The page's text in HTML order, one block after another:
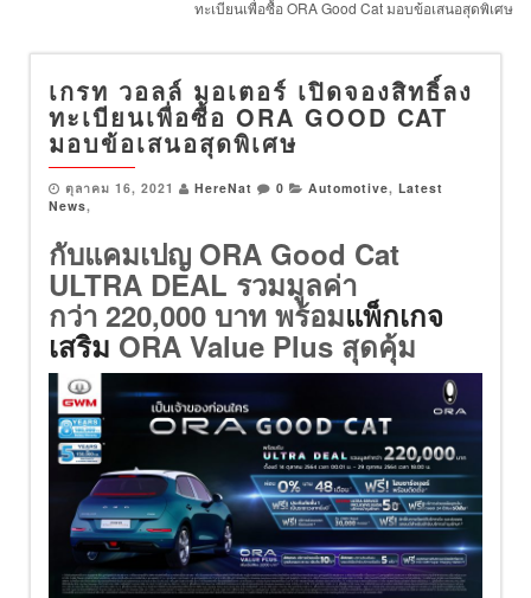
ทะเบียนเพื่อซื้อ ORA Good Cat มอบข้อเสนอสุดพิเศษ
เกรท วอลล์ มอเตอร์ เปิดจองสิทธิ์ลง
ทะเบียนเพื่อซื้อ ORA GOOD CAT
มอบข้อเสนอสุดพิเศษ
ตุลาคม 16, 2021 HereNat 0 Automotive, Latest
News,
กับแคมเปญ ORA Good Cat
ULTRA DEAL รวมมูลค่า
กว่า 220,000 บาท พร้อมแพ็กเกจ
เสริม ORA Value Plus สุดคุ้ม